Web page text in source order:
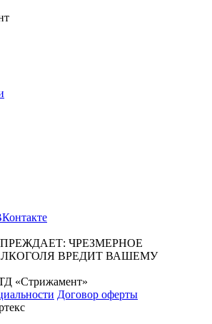
ЧРЕЗМЕРНОЕ
ВРЕДИТ ВАШЕМУ
«Стрижамент»
Договор оферты